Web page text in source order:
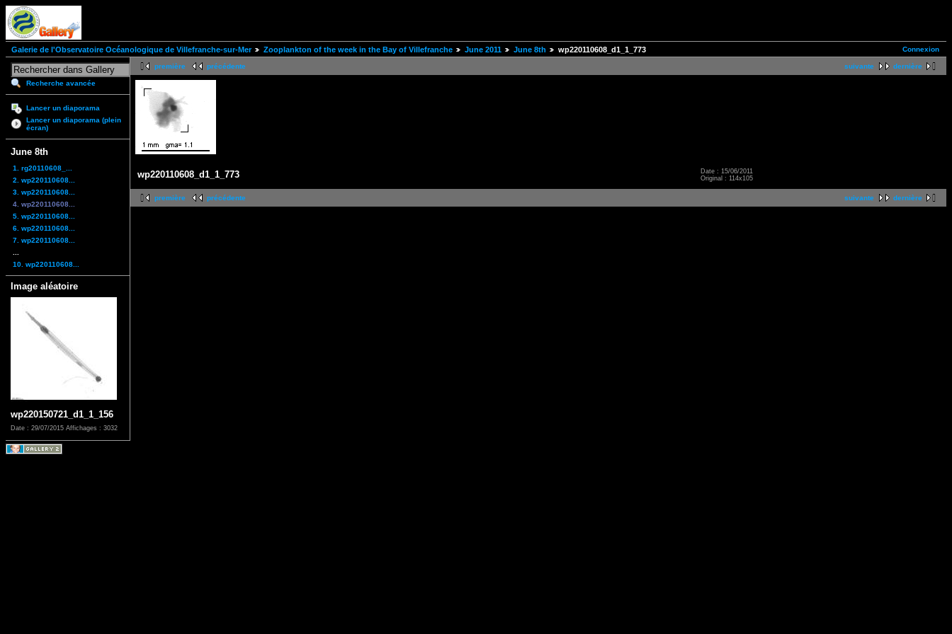
Connexion
Galerie de l'Observatoire Océanologique de Villefranche-sur-Mer Zooplankton of the week in the Bay of Villefranche June 2011 June 8th wp220110608_d1_1_773
Recherche avancée
Lancer un diaporama
Lancer un diaporama (plein
écran)
June 8th
1. rg20110608_...
2. wp220110608...
3. wp220110608...
4. wp220110608...
5. wp220110608...
6. wp220110608...
7. wp220110608...
10. wp220110608...
Image aléatoire
wp220150721_d1_1_156
Date : 29/07/2015 Affichages : 3032
suivante dernière
première précédente
wp220110608_d1_1_773
Date : 15/06/2011
Original : 114x105
suivante dernière
première précédente